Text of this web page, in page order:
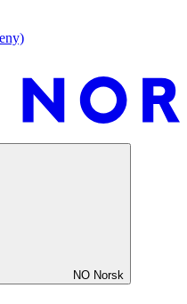
NO Norsk